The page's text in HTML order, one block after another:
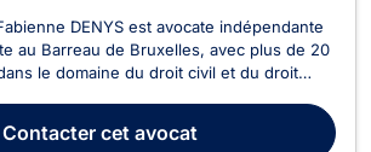
DENYS est avocate indépendante
au Barreau de Bruxelles, avec plus de 20
le domaine du droit civil et du droit
en matière de baux commerciaux, de
de vente im...
Contactercet avocat